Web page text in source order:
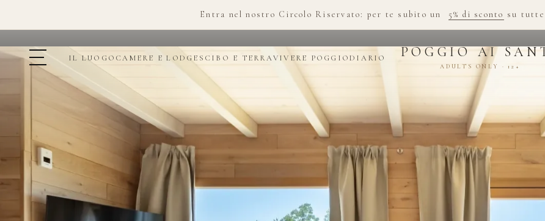
Entra nel nostro Circolo Riservato: per te subito un 5% di sconto su
IL LUOGO CAMERE E LODGES CIBO E TERRAVIVERE POGGIODIARIO POGGIO AI
ADULTS ONLY · 12+